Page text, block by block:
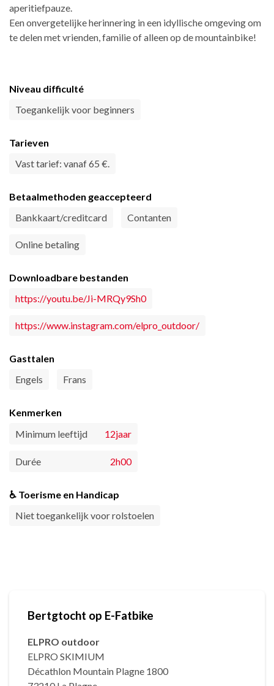
aperitiefpauze.
Een onvergetelijke herinnering in een idyllische omgeving om
te delen met vrienden, familie of alleen op de mountainbike!
Niveau difficulté
Toegankelijk voor beginners
Tarieven
Vast tarief: vanaf 65 €.
Betaalmethoden geaccepteerd
Bankkaart/creditcard
Contanten
Online betaling
Downloadbare bestanden
https://youtu.be/Ji-MRQy9Sh0
https://www.instagram.com/elpro_outdoor/
Gasttalen
Engels
Frans
Kenmerken
Minimum leeftijd
12jaar
Durée 2h00
♿ Toerisme en Handicap
Niet toegankelijk voor rolstoelen
Bertgtocht op E-Fatbike
ELPRO outdoor
ELPRO SKIMIUM
Décathlon Mountain Plagne 1800